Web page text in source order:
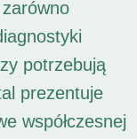
potrzebują
prezentuje
współczesnej